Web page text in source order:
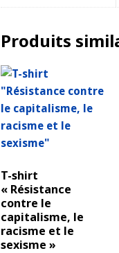
Produits
T-shirt
« Résistance
contre le
capitalisme, le
racisme et le
sexisme »